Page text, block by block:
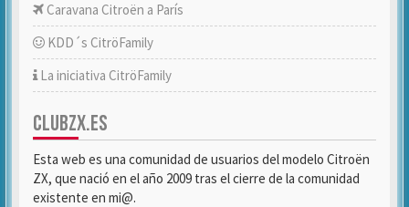
Caravana Citroën a París
KDD´s CitröFamily
La iniciativa CitröFamily
CLUBZX.ES
Esta web es una comunidad de usuarios del modelo Citroën
ZX, que nació en el año 2009 tras el cierre de la comunidad
existente en mi@.